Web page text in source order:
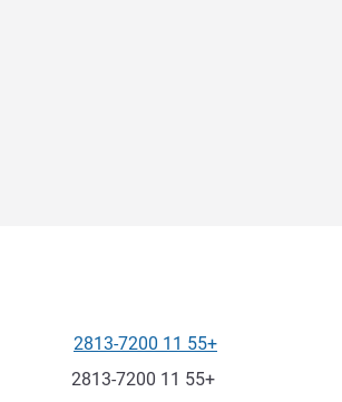
الهاتف
+55 11 2813-7200
فاكس
+55 11 2813-7200